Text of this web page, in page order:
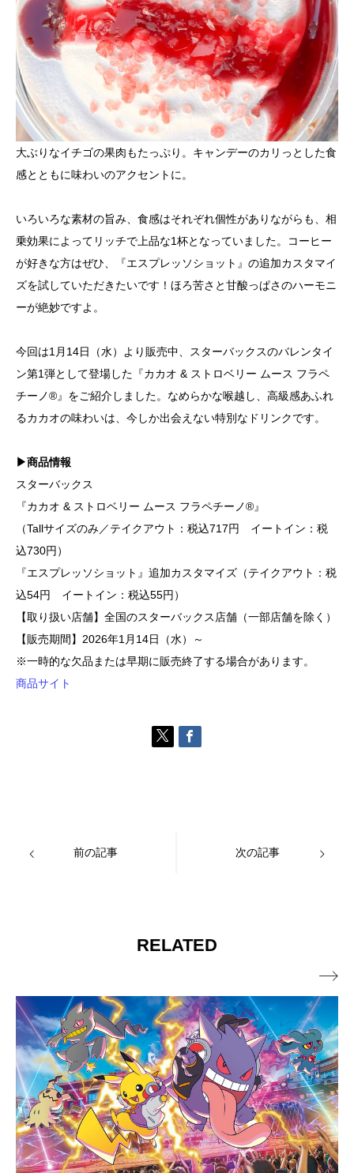
大ぶりなイチゴの果肉もたっぷり。キャンデーのカリっとした食
感とともに味わいのアクセントに。
いろいろな素材の旨み、食感はそれぞれ個性がありながらも、相
乗効果によってリッチで上品な1杯となっていました。コーヒー
が好きな方はぜひ、『エスプレッソショット』の追加カスタマイ
ズを試していただきたいです！ほろ苦さと甘酸っぱさのハーモニ
ーが絶妙ですよ。
今回は1月14日（水）より販売中、スターバックスのバレンタイ
ン第1弾として登場した『カカオ & ストロベリー ムース フラペ
チーノ®』をご紹介しました。なめらかな喉越し、高級感あふれ
るカカオの味わいは、今しか出会えない特別なドリンクです。
▶商品情報
スターバックス
『カカオ & ストロベリー ムース フラペチーノ®』
（Tallサイズのみ／テイクアウト：税込717円 イートイン：税
込730円）
『エスプレッソショット』追加カスタマイズ（テイクアウト：税
込54円 イートイン：税込55円）
【取り扱い店舗】全国のスターバックス店舗（一部店舗を除く）
【販売期間】2026年1月14日（水）～
※一時的な欠品または早期に販売終了する場合があります。
商品サイト
前の記事 次の記事
RELATED
